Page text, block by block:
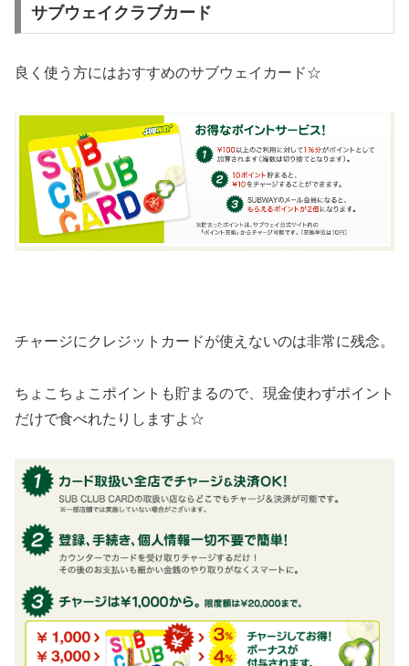
サブウェイクラブカード
良く使う方にはおすすめのサブウェイカード☆
チャージにクレジットカードが使えないのは非常に残念。
ちょこちょこポイントも貯まるので、現金使わずポイント
だけで食べれたりしますよ☆